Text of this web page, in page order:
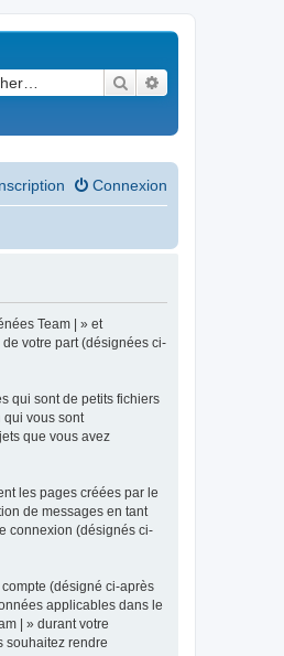
Rechercher
Connexion
Team | » et
votre part (désignées ci-
qui sont de petits fichiers
qui vous sont
que vous avez
les pages créées par le
de messages en tant
connexion (désignés ci-
(désigné ci-après
applicables dans le
| » durant votre
souhaitez rendre